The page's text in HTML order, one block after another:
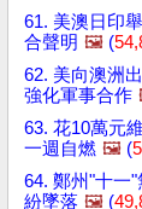
61. 美澳日印
合聲明 🖼️ (
62. 美向澳洲
強化軍事合作
63. 花10萬元
一週自燃 🖼️ (
64. 鄭州"十一
紛墜落 🖼️ (